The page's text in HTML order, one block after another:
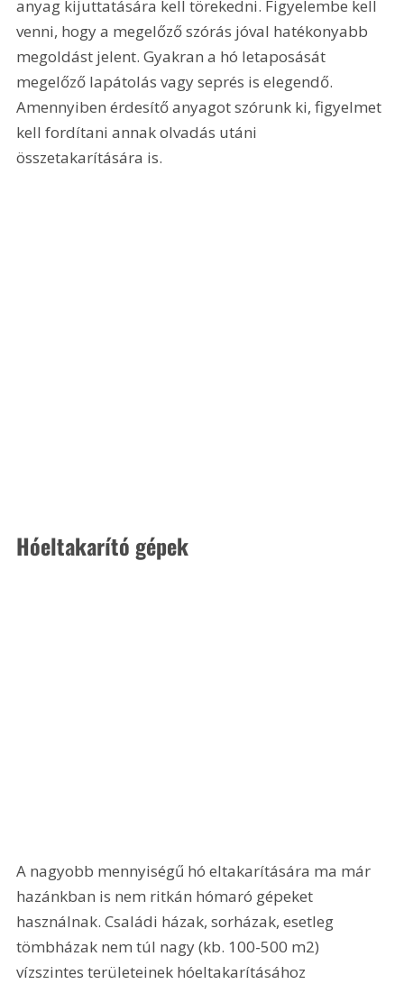
anyag kijuttatására kell törekedni. Figyelembe kell
venni, hogy a megelőző szórás jóval hatékonyabb
megoldást jelent. Gyakran a hó letaposását
megelőző lapátolás vagy seprés is elegendő.
Amennyiben érdesítő anyagot szórunk ki, figyelmet
kell fordítani annak olvadás utáni
összetakarítására is.
Hóeltakarító gépek
A nagyobb mennyiségű hó eltakarítására ma már
hazánkban is nem ritkán hómaró gépeket
használnak. Családi házak, sorházak, esetleg
tömbházak nem túl nagy (kb. 100-500 m2)
vízszintes területeinek hóeltakarításához